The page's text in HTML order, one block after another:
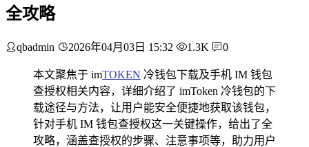
全攻略
qbadmin 2026年04月03日 15:32 1.3K 0
本文聚焦于 imTOKEN 冷钱包下载及手机 IM 钱包
查授权相关内容，详细介绍了 imToken 冷钱包的下
载途径与方法，让用户能安全便捷地获取该钱包，
针对手机 IM 钱包查授权这一关键操作，给出了全
攻略，涵盖查授权的步骤、注意事项等，助力用户